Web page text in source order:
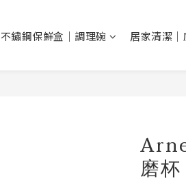
不鏽鋼保鮮盒｜調理碗 居家清潔
磨